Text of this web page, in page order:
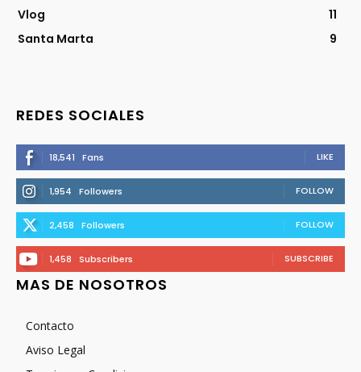
Vlog
11
Santa Marta
9
REDES SOCIALES
18,541 Fans LIKE
1,954 Followers FOLLOW
2,458 Followers FOLLOW
1,458 Subscribers SUBSCRIBE
MAS DE NOSOTROS
Contacto
Aviso Legal